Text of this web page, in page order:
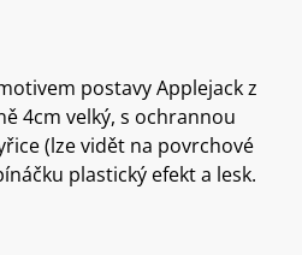
postavy Applejack z
4cm velký, s ochrannou
(lze vidět na povrchové
plastický efekt a lesk.